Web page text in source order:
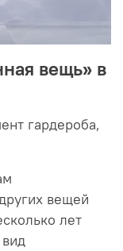
вещь» в
гардероба,
вещей
лет